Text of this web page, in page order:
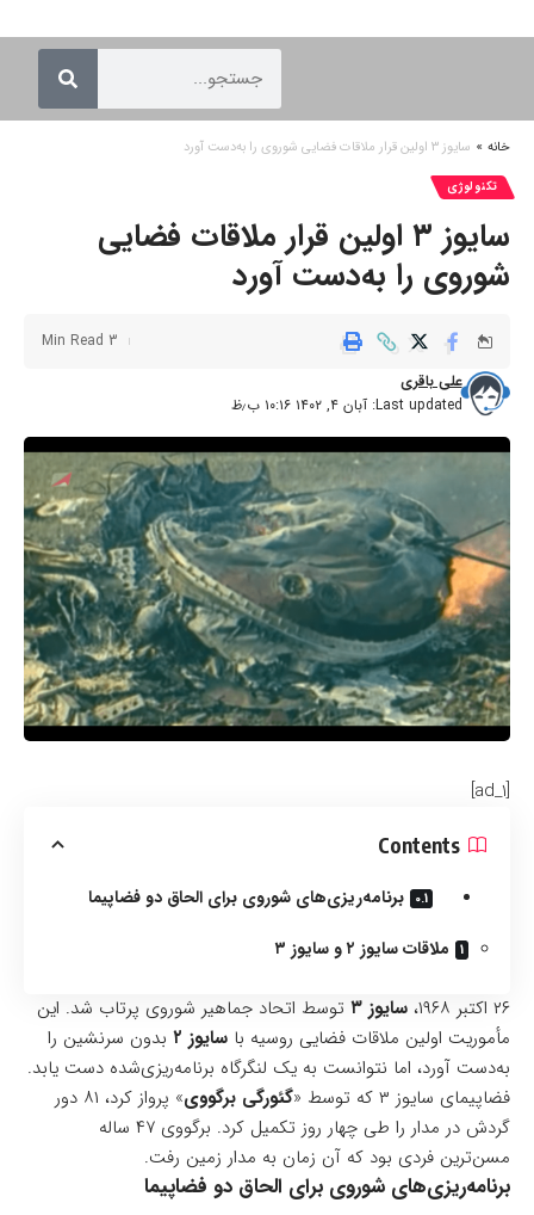
خانه » سایوز ۳ اولین قرار ملاقات فضایی شوروی را به‌دست آورد
تکنولوژی
سایوز ۳ اولین قرار ملاقات فضایی
شوروی را به‌دست آورد
Last updated: آبان ۴, ۱۴۰۲ ۱۰:۱۶ ب٫ظ
علی باقری
3 Min Read
[ad_1]
Contents
برنامه‌ریزی‌های شوروی برای الحاق دو فضاپیما
ملاقات سایوز ۲ و سایوز ۳
۲۶ اکتبر ۱۹۶۸، سایوز ۳
توسط اتحاد جماهیر شوروی پرتاب شد. این
مأموریت اولین ملاقات فضایی روسیه با سایوز ۲
بدون سرنشین را
به‌دست آورد، اما نتوانست به یک لنگرگاه برنامه‌ریزی‌شده‌ دست یابد.
فضاپیمای سایوز ۳ که توسط «
گئورگی برگووی
» پرواز کرد، ۸۱ دور
گردش در مدار را طی چهار روز تکمیل کرد. برگووی ۴۷ ساله
مسن‌ترین فردی بود که آن زمان به مدار زمین رفت.
برنامه‌ریزی‌های شوروی برای الحاق دو فضاپیما